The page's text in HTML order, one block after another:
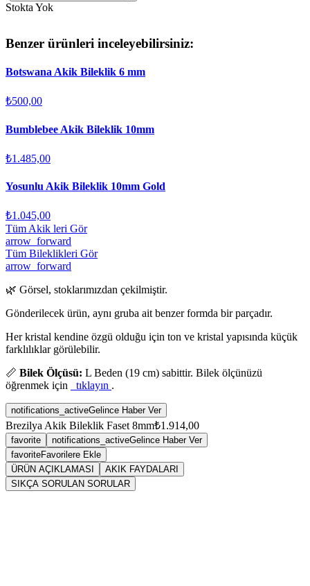
Stokta Yok
Benzer ürünleri inceleyebilirsiniz:
Botswana Akik Bileklik 6 mm
₺500,00
Bumblebee Akik Bileklik 10mm
₺1.485,00
Yosunlu Akik Bileklik 10mm Gold
₺1.045,00
Tüm Akik leri Gör
arrow_forward
Tüm Bileklikleri Gör
arrow_forward
🌿 Görsel, stoklarımızdan çekilmiştir.
Gönderilecek ürün, aynı gruba ait benzer formda bir parçadır.
Her kristal kendine özgü olduğu için ton ve kristal yapısında küçük
farklılıklar görülebilir.
📏 Bilek Ölçüsü: L Beden (19 cm) sabittir. Bilek ölçünüzü
öğrenmek için
tıklayın .
notifications_activeGelince Haber Ver
Brezilya Akik Bileklik Faset 8mm₺1.914,00
favorite notifications_activeGelince Haber Ver
favoriteFavorilere Ekle
ÜRÜN AÇIKLAMASI
AKIK FAYDALARI
SIKÇA SORULAN SORULAR